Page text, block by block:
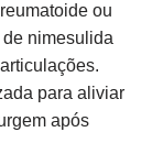
ou
nimesulida
para aliviar
após